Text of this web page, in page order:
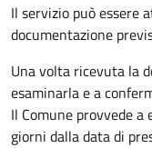
Il servizio può essere
documentazione
Una volta ricevuta la
esaminarla e a
Il Comune provvede
giorni dalla data di